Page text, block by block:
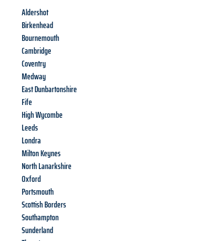
Aldershot
Birkenhead
Bournemouth
Cambridge
Coventry
Medway
East Dunbartonshire
Fife
High Wycombe
Leeds
Londra
Milton Keynes
North Lanarkshire
Oxford
Portsmouth
Scottish Borders
Southampton
Sunderland